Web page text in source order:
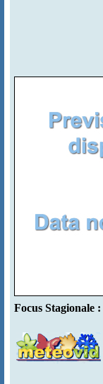
Focus Stagionale :